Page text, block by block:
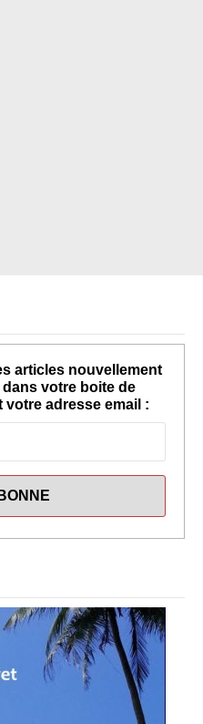
articles nouvellement
votre boite de
adresse email :